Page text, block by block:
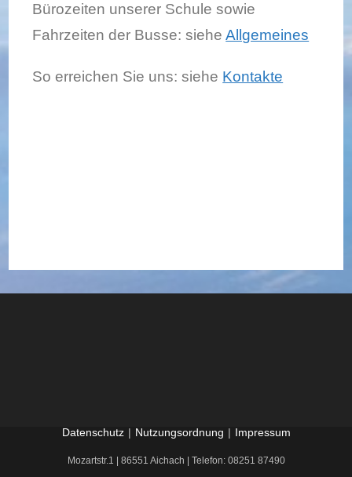
Bürozeiten unserer Schule sowie
Fahrzeiten der Busse: sieheAllgemeines
So erreichen Sie uns: siehe Kontakte
Datenschutz Nutzungsordnung Impressum
Mozartstr.1 | 86551 Aichach | Telefon: 08251 87490